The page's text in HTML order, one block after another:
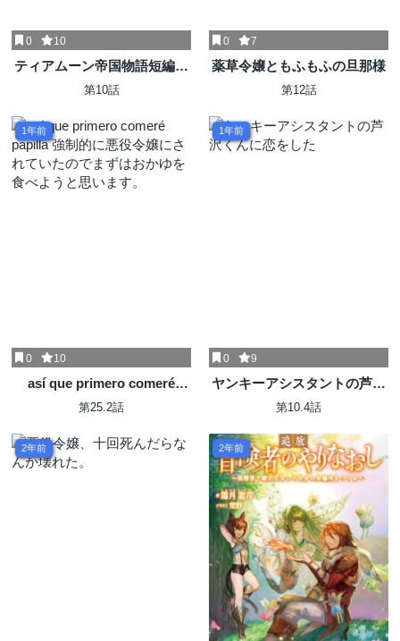
0 10
ティアムーン帝国物語短編集
@COMIC
第10話
0 7
薬草令嬢ともふもふの旦那様
第12話
1年前
0 10
así que primero comeré
papilla 強制的に悪役令嬢にさ
食べようと思います。
第25.2話
1年前
0 9
ヤンキーアシスタントの芦沢
くんに恋をした
第10.4話
2年前 2年前